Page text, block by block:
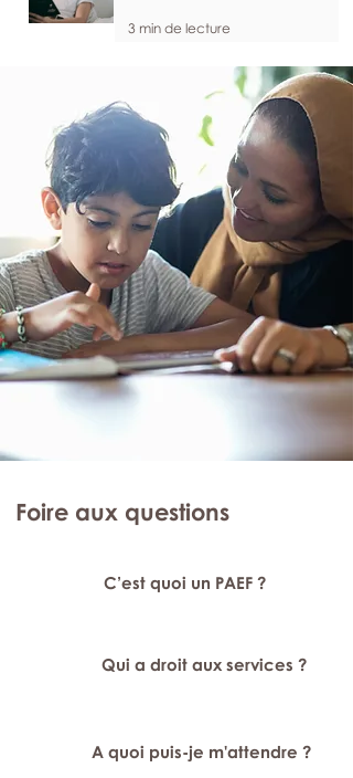
3 min de lecture
Foire aux questions
C’est quoi un PAEF ?
Qui a droit aux services ?
A quoi puis-je m'attendre ?